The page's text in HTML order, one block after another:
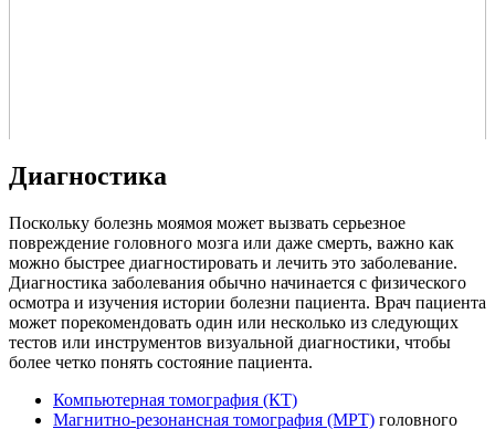
Диагностика
Поскольку болезнь моямоя может вызвать серьезное
повреждение головного мозга или даже смерть, важно как
можно быстрее диагностировать и лечить это заболевание.
Диагностика заболевания обычно начинается с физического
осмотра и изучения истории болезни пациента. Врач пациента
может порекомендовать один или несколько из следующих
тестов или инструментов визуальной диагностики, чтобы
более четко понять состояние пациента.
Компьютерная томография (КТ)
Магнитно-резонансная томография (МРТ) головного